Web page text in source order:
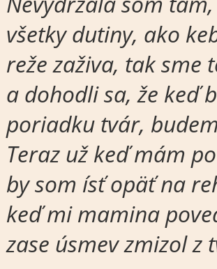
všetky dutiny, ako
reže zaživa, tak sme
a dohodli sa, že keď
poriadku tvár,
Teraz už keď mám
by som ísť opäť na
keď mi mamina
zase úsmev zmizol z